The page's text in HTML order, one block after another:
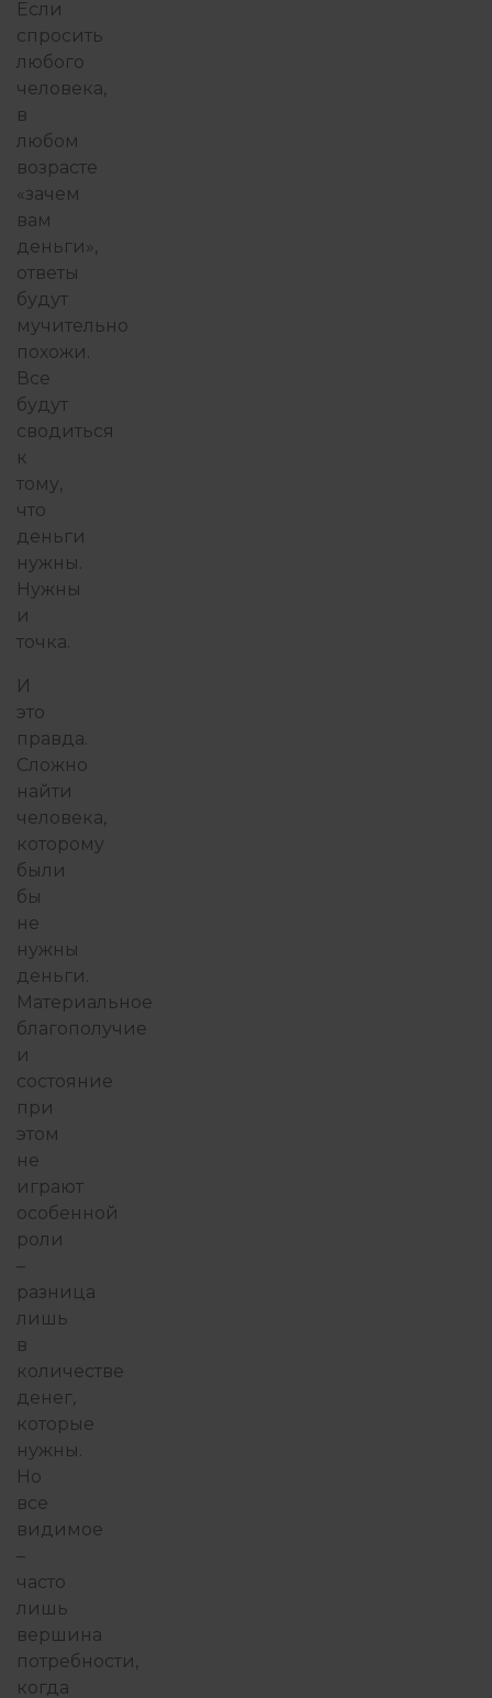
Если
спросить
любого
человека,
в
любом
возрасте
«зачем
вам
деньги»,
ответы
будут
мучительно
похожи.
Все
будут
сводиться
к
тому,
что
деньги
нужны.
Нужны
и
точка.
И
это
правда.
Сложно
найти
человека,
которому
были
бы
не
нужны
деньги.
Материальное
благополучие
и
состояние
при
этом
не
играют
особенной
роли
–
разница
лишь
в
количестве
денег,
которые
нужны.
Но
все
видимое
–
часто
лишь
вершина
потребности,
когда